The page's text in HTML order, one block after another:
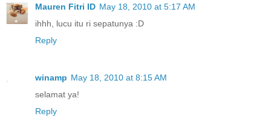
Mauren Fitri ID May 18, 2010 at 5:17 AM
ihhh, lucu itu ri sepatunya :D
Reply
winamp May 18, 2010 at 8:15 AM
selamat ya!
Reply